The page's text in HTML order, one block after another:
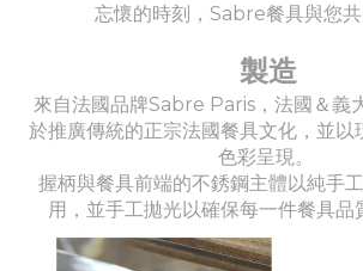
忘懷的時刻，Sabre餐具與您共
製造
來自法國品牌Sabre Paris，法國＆義
於推廣傳統的正宗法國餐具文化，並以
色彩呈現。
握柄與餐具前端的不銹鋼主體以純手
用，並手工拋光以確保每一件餐具品